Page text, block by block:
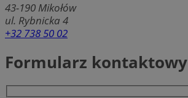
43-190 Mikołów
ul. Rybnicka 4
+32 738 50 02
Formularz kontaktowy